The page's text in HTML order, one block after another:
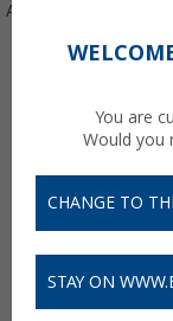
Artikelnr: 139480
You are
Would you
CHANGE TO
STAY ON